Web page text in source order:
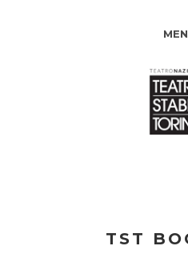
TST